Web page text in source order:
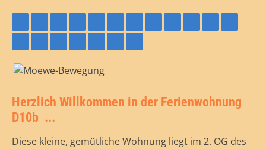
Herzlich Willkommen in der Ferienwohnung
D10b ...
Diese kleine, gemütliche Wohnung liegt im 2. OG des